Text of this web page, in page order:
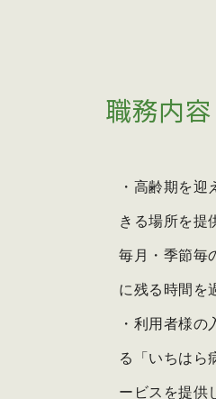
職務内
・高齢期を
きる場所を提
毎月・季節毎
に残る時間を
・利用者様
る「いちはら
ービスを提供